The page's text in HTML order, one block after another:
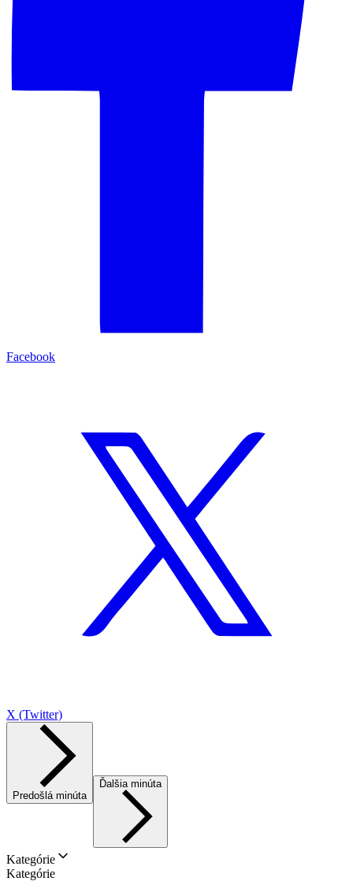
Facebook
X (Twitter)
Predošlá minúta
Ďalšia minúta
Kategórie
Kategórie